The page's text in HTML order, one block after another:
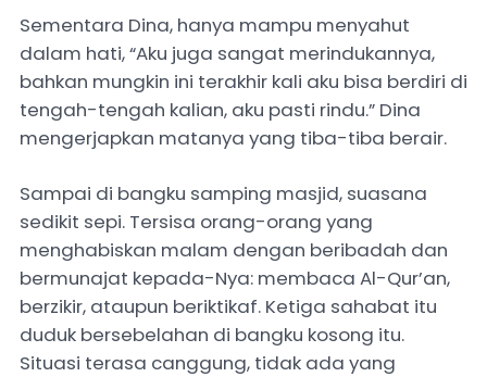
Sementara Dina, hanya mampu menyahut
dalam hati, “Aku juga sangat merindukannya,
bahkan mungkin ini terakhir kali aku bisa berdiri di
tengah-tengah kalian, aku pasti rindu.” Dina
mengerjapkan matanya yang tiba-tiba berair.
Sampai di bangku samping masjid, suasana
sedikit sepi. Tersisa orang-orang yang
menghabiskan malam dengan beribadah dan
bermunajat kepada-Nya: membaca Al-Qur’an,
berzikir, ataupun beriktikaf. Ketiga sahabat itu
duduk bersebelahan di bangku kosong itu.
Situasi terasa canggung, tidak ada yang